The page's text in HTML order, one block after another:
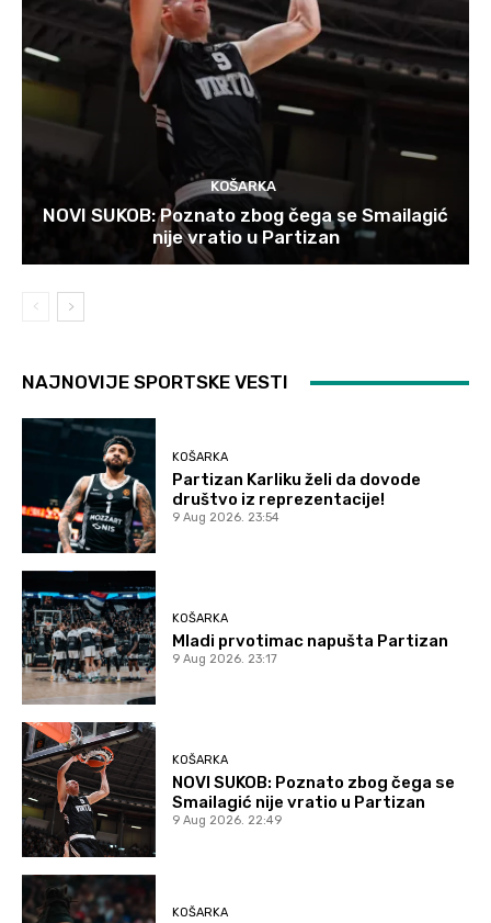
KOŠARKA
NOVI SUKOB: Poznato zbog čega se Smailagić
nije vratio u Partizan
NAJNOVIJE SPORTSKE VESTI
KOŠARKA
Partizan Karliku želi da dovode
društvo iz reprezentacije!
9 Aug 2026. 23:54
KOŠARKA
Mladi prvotimac napušta Partizan
9 Aug 2026. 23:17
KOŠARKA
NOVI SUKOB: Poznato zbog čega se
Smailagić nije vratio u Partizan
9 Aug 2026. 22:49
KOŠARKA